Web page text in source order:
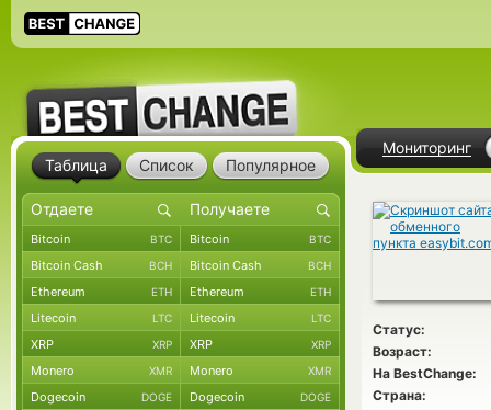
Мониторинг
Статус:
Возраст:
На BestChange:
Страна:
Таблица Список Популярное
Bitcoin BTC Bitcoin BTC
Bitcoin Cash BCH Bitcoin Cash BCH
Ethereum ETH Ethereum ETH
Litecoin LTC Litecoin LTC
XRP XRP XRP XRP
Monero XMR Monero XMR
Dogecoin DOGE Dogecoin DOGE